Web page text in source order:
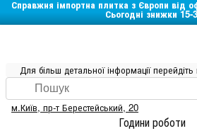
Справжня імпортна плитка з Європи від
Сьогодні знижки 15-
Для більш детальної інформації
м.Київ, пр-т Берестейський, 20
Години роботи